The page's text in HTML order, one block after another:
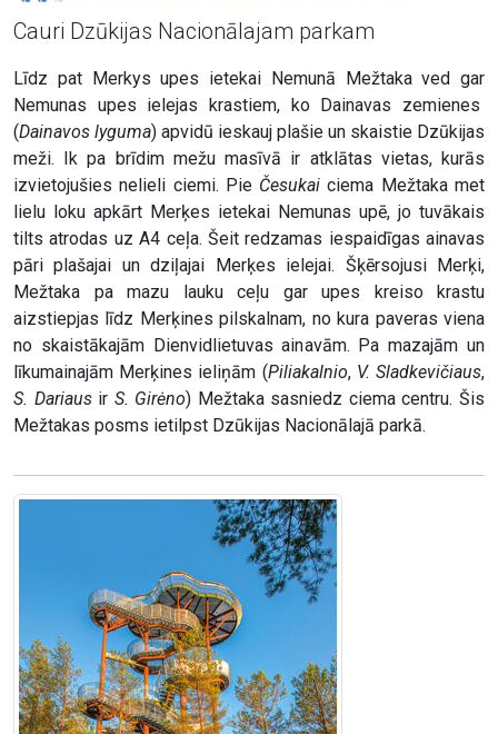
Cauri Dzūkijas Nacionālajam parkam
Līdz pat Merkys upes ietekai Nemunā Mežtaka ved gar
Nemunas upes ielejas krastiem, ko Dainavas zemienes
(Dainavos lyguma) apvidū ieskauj plašie un skaistie Dzūkijas
meži. Ik pa brīdim mežu masīvā ir atklātas vietas, kurās
izvietojušies nelieli ciemi. Pie Česukai ciema Mežtaka met
lielu loku apkārt Merķes ietekai Nemunas upē, jo tuvākais
tilts atrodas uz A4 ceļa. Šeit redzamas iespaidīgas ainavas
pāri plašajai un dziļajai Merķes ielejai. Šķērsojusi Merķi,
Mežtaka pa mazu lauku ceļu gar upes kreiso krastu
aizstiepjas līdz Merķines pilskalnam, no kura paveras viena
no skaistākajām Dienvidlietuvas ainavām. Pa mazajām un
līkumainajām Merķines ieliņām (Piliakalnio, V. Sladkevičiaus,
S. Dariausir S. Girėno) Mežtaka sasniedz ciema centru. Šis
Mežtakas posms ietilpst Dzūkijas Nacionālajā parkā.